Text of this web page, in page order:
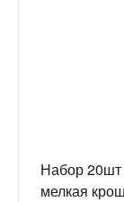
Набор 20шт
мелкая